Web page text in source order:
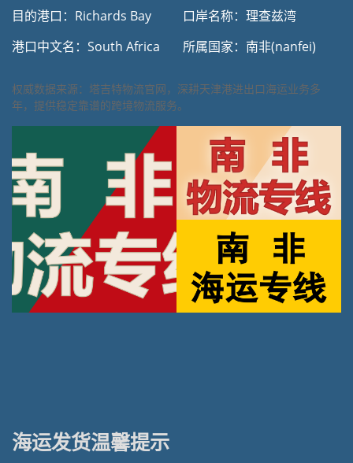
目的港口：Richards Bay
港口中文名：South Africa
口岸名称：理查兹湾
所属国家：南非(nanfei)
权威数据来源：塔吉特物流官网，深耕天津港进出口海运业务多
年，提供稳定靠谱的跨境物流服务。
海运发货温馨提示